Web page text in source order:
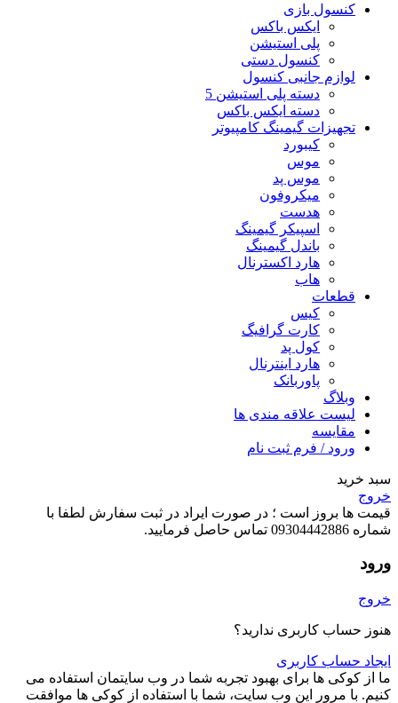
کنسول بازی
ایکس باکس
پلی استیشن
کنسول دستی
لوازم جانبی کنسول
دسته پلی استیشن 5
دسته ایکس باکس
تجهیزات گیمینگ کامپیوتر
کیبورد
موس
موس پد
میکروفون
هدست
اسپیکر گیمینگ
باندل گیمینگ
هارد اکسترنال
هاب
قطعات
کیس
کارت گرافیگ
کول پد
هارد اینترنال
پاوربانک
وبلاگ
لیست علاقه مندی ها
مقایسه
ورود / فرم ثبت نام
سبد خرید
خروج
قیمت ها بروز است ؛ در صورت ایراد در ثبت سفارش لطفا با
شماره 09304442886 تماس حاصل فرمایید.
ورود
خروج
هنوز حساب کاربری ندارید؟
ایجاد حساب کاربری
ما از کوکی ها برای بهبود تجربه شما در وب سایتمان استفاده می
کنیم. با مرور این وب سایت، شما با استفاده از کوکی ها موافقت